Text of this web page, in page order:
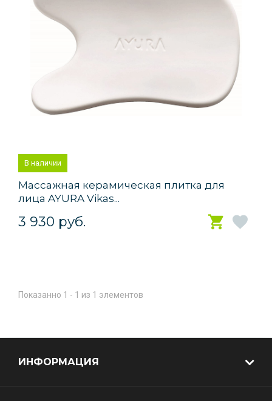
В наличии
Массажная керамическая плитка для
лица AYURA Vikas...
3 930 руб.
Показанно 1 - 1 из 1 элементов
ИНФОРМАЦИЯ